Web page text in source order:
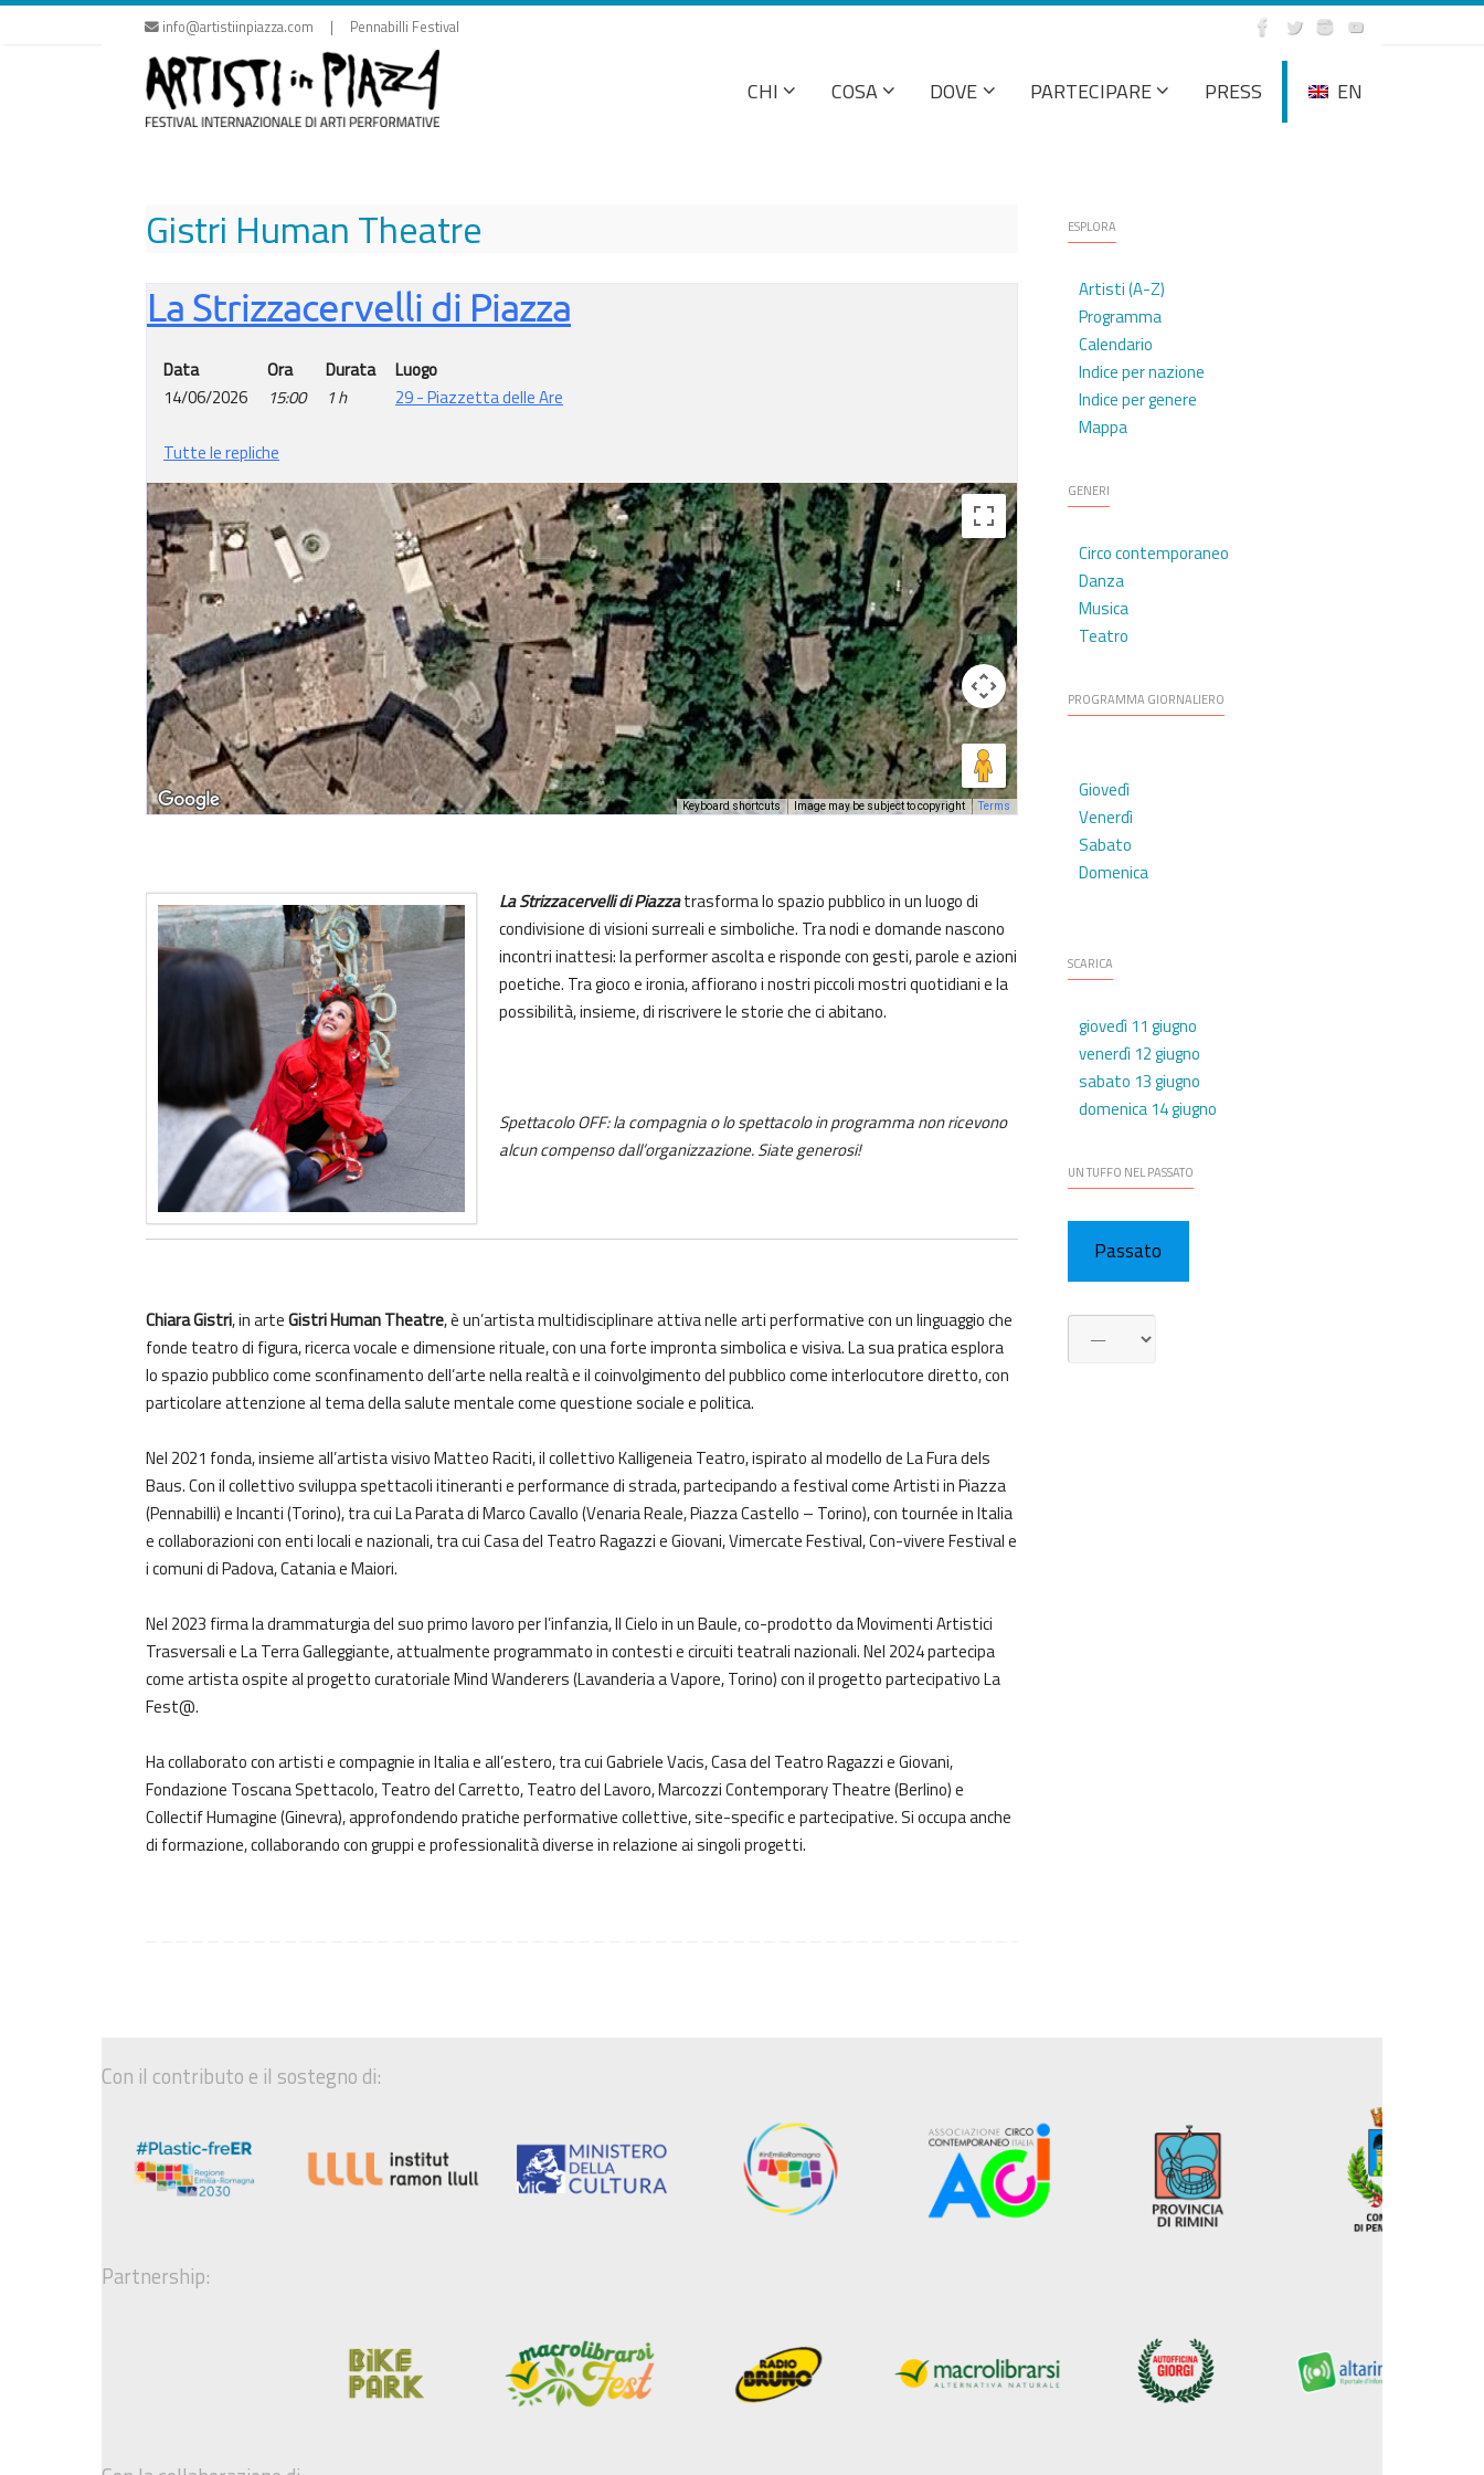
Vai
info@artistiinpiazza.com | Pennabilli Festival
CHI COSA DOVE PARTECIPARE PRESS EN
Gistri Human Theatre
La Strizzacervelli di Piazza
Data
14/06/2026
Ora
15:00
Durata
1 h
Luogo
29 - Piazzetta delle Are
Tutte le repliche
Keyboard shortcuts Image may be subject to copyright Terms
La Strizzacervelli di Piazzatrasforma lo spazio pubblico in un luogo di
condivisione di visioni surreali e simboliche. Tra nodi e domande nascono
incontri inattesi: la performer ascolta e risponde con gesti, parole e azioni
poetiche. Tra gioco e ironia, affiorano i nostri piccoli mostri quotidiani e la
possibilità, insieme, di riscrivere le storie che ci abitano.
Spettacolo OFF: la compagnia o lo spettacolo in programma non ricevono
alcun compenso dall’organizzazione. Siate generosi!
Chiara Gistri, in arteGistri Human Theatre, è un’artista multidisciplinare attiva nelle arti performative con un linguaggio che
fonde teatro di figura, ricerca vocale e dimensione rituale, con una forte impronta simbolica e visiva. La sua pratica esplora
lo spazio pubblico come sconfinamento dell’arte nella realtà e il coinvolgimento del pubblico come interlocutore diretto, con
particolare attenzione al tema della salute mentale come questione sociale e politica.
Nel 2021 fonda, insieme all’artista visivo Matteo Raciti, il collettivo Kalligeneia Teatro, ispirato al modello de La Fura dels
Baus. Con il collettivo sviluppa spettacoli itineranti e performance di strada, partecipando a festival come Artisti in Piazza
(Pennabilli) e Incanti (Torino), tra cui La Parata di Marco Cavallo (Venaria Reale, Piazza Castello – Torino), con tournée in Italia
e collaborazioni con enti locali e nazionali, tra cui Casa del Teatro Ragazzi e Giovani, Vimercate Festival, Con-vivere Festival e
i comuni di Padova, Catania e Maiori.
Nel 2023 firma la drammaturgia del suo primo lavoro per l’infanzia, Il Cielo in un Baule, co-prodotto da Movimenti Artistici
Trasversali e La Terra Galleggiante, attualmente programmato in contesti e circuiti teatrali nazionali. Nel 2024 partecipa
come artista ospite al progetto curatoriale Mind Wanderers (Lavanderia a Vapore, Torino) con il progetto partecipativo La
Fest@.
Ha collaborato con artisti e compagnie in Italia e all’estero, tra cui Gabriele Vacis, Casa del Teatro Ragazzi e Giovani,
Fondazione Toscana Spettacolo, Teatro del Carretto, Teatro del Lavoro, Marcozzi Contemporary Theatre (Berlino) e
Collectif Humagine (Ginevra), approfondendo pratiche performative collettive, site-specific e partecipative. Si occupa anche
di formazione, collaborando con gruppi e professionalità diverse in relazione ai singoli progetti.
ESPLORA
Artisti (A-Z)
Programma
Calendario
Indice per nazione
Indice per genere
Mappa
GENERI
Circo contemporaneo
Danza
Musica
Teatro
PROGRAMMA GIORNALIERO
Giovedì
Venerdì
Sabato
Domenica
SCARICA
giovedì 11 giugno
venerdì 12 giugno
sabato 13 giugno
domenica 14 giugno
UN TUFFO NEL PASSATO
Passato
Con il contributo e il sostegno di:
Partnership: